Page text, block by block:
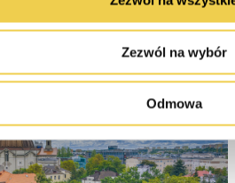
Zezwól na wybór
Odmowa